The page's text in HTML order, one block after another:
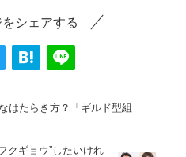
シェアする
はたらき方？「ギルド型組
クギョウ”したいけれ